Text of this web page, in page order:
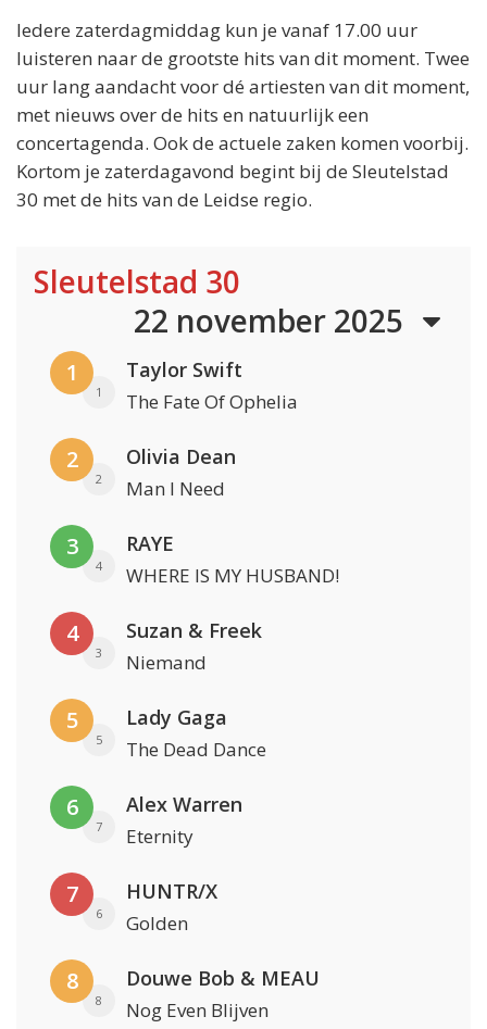
Iedere zaterdagmiddag kun je vanaf 17.00 uur
luisteren naar de grootste hits van dit moment. Twee
uur lang aandacht voor dé artiesten van dit moment,
met nieuws over de hits en natuurlijk een
concertagenda. Ook de actuele zaken komen voorbij.
Kortom je zaterdagavond begint bij de Sleutelstad
30 met de hits van de Leidse regio.
Sleutelstad 30
22 november 2025
1
1
Taylor Swift
The Fate Of Ophelia
2
2
Olivia Dean
Man I Need
3
4
RAYE
WHERE IS MY HUSBAND!
4
3
Suzan & Freek
Niemand
5
5
Lady Gaga
The Dead Dance
6
7
Alex Warren
Eternity
7
6
HUNTR/X
Golden
8
8
Douwe Bob & MEAU
Nog Even Blijven